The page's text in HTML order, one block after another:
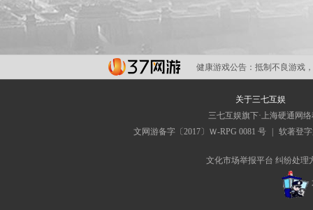
健康游戏公告： 抵制不良游戏
关于三七互娱
三七互娱旗下·上海硬通网
文网游备字〔2017〕Ｗ-RPG 0081 号
软著登
文化市场举报平台 纠纷处理